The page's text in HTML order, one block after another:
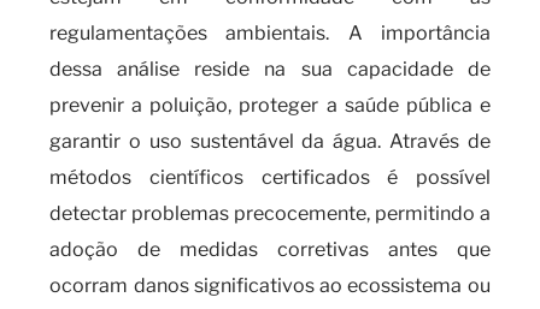
regulamentações ambientais. A importância
dessa análise reside na sua capacidade de
prevenir a poluição, proteger a saúde pública e
garantir o uso sustentável da água. Através de
métodos científicos certificados é possível
detectar problemas precocemente, permitindo a
adoção de medidas corretivas antes que
ocorram danos significativos ao ecossistema ou